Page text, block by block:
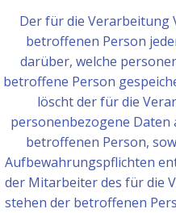
Der für die Verarbeitung
betroffenen Person
darüber, welche
betroffene Person
löscht der für die
personenbezogene Daten
betroffenen Person,
Aufbewahrungspflichten
der Mitarbeiter des für die
stehen der betroffenen